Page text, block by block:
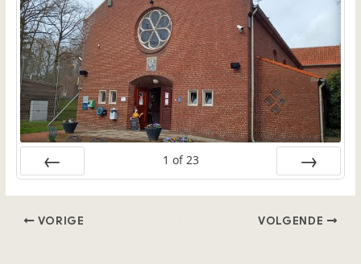
1 of 23
VORIGE VOLGENDE